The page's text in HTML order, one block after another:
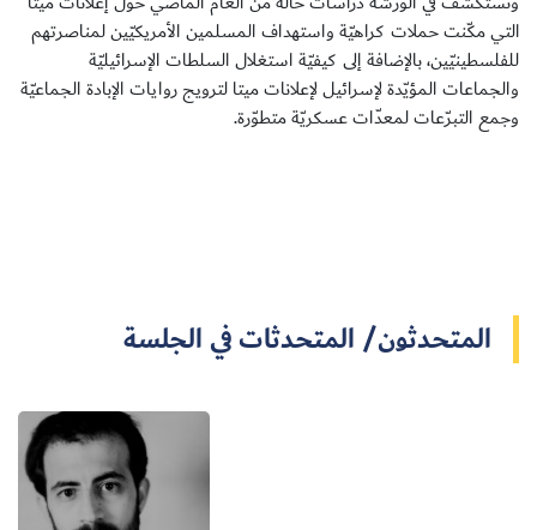
التي مكّنت حملات كراهيّة واستهداف المسلمين الأمريكيّين لمناصرتهم
للفلسطينيّين، بالإضافة إلى كيفيّة استغلال السلطات الإسرائيليّة
والجماعات المؤيّدة لإسرائيل لإعلانات ميتا لترويج روايات الإبادة الجماعيّة
وجمع التبرّعات لمعدّات عسكريّة متطوّرة.
المتحدثون/ المتحدثات في الجلسة